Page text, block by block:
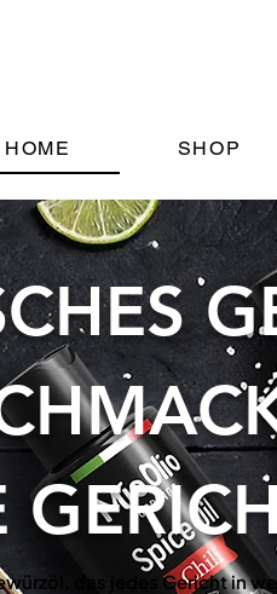
HOME SHOP
das jedes Gericht in